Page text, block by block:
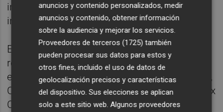
impulsa el crecimiento y la
internacionalización de sus participadas.
El fondo está liderado por un equipo de
reconocidos referentes del ámbito
empresarial y tecnológico:Juan Santamaría ,
CEO de HWK y ex CEO de Panda Security y ex
CFO de Sopra Group;José Sancho, director
anuncios y contenido personalizados, medir
anuncios y contenido, obtener información
sobre la audiencia y mejorar los servicios.
Proveedores de terceros (1725) también
pueden procesar sus datos para estos y
otros fines, incluido el uso de datos de
geolocalización precisos y características
del dispositivo. Sus elecciones se aplican
solo a este sitio web. Algunos proveedores